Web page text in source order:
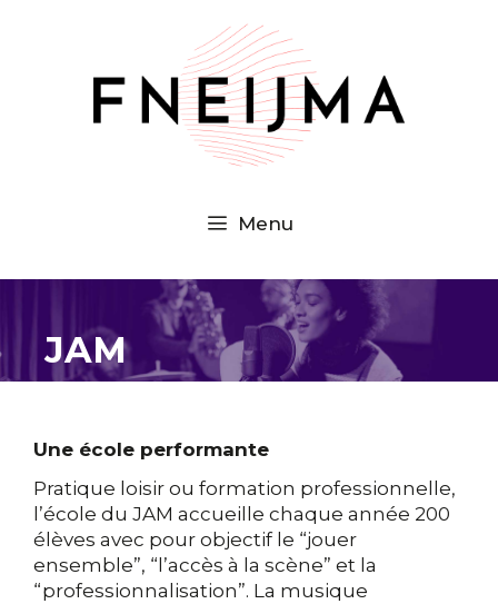
Menu
JAM
Une école performante
Pratique loisir ou formation professionnelle,
l’école du JAM accueille chaque année 200
élèves avec pour objectif le “jouer
ensemble”, “l’accès à la scène” et la
“professionnalisation”. La musique